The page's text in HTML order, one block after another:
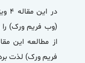
(وب فریم ورک) را
فریم ورک) لذت